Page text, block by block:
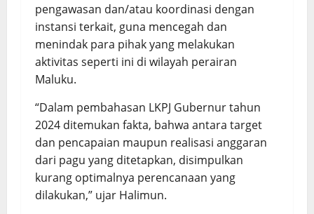
pengawasan dan/atau koordinasi dengan
instansi terkait, guna mencegah dan
menindak para pihak yang melakukan
aktivitas seperti ini di wilayah perairan
Maluku.
“Dalam pembahasan LKPJ Gubernur tahun
2024 ditemukan fakta, bahwa antara target
dan pencapaian maupun realisasi anggaran
dari pagu yang ditetapkan, disimpulkan
kurang optimalnya perencanaan yang
dilakukan,” ujar Halimun.